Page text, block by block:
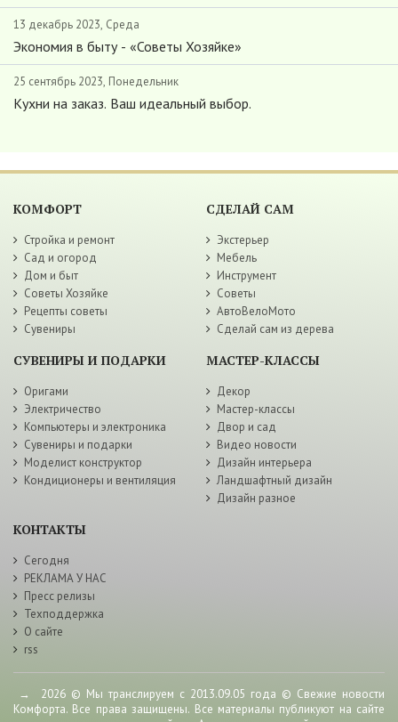
13 декабрь 2023, Среда
Экономия в быту - «Советы Хозяйке»
25 сентябрь 2023, Понедельник
Кухни на заказ. Ваш идеальный выбор.
КОМФОРТ
Стройка и ремонт
Сад и огород
Дом и быт
Советы Хозяйке
Рецепты советы
Сувениры
СДЕЛАЙ САМ
Экстерьер
Мебель
Инструмент
Советы
АвтоВелоМото
Сделай сам из дерева
СУВЕНИРЫ И ПОДАРКИ
Оригами
Электричество
Компьютеры и электроника
Сувениры и подарки
Моделист конструктор
Кондиционеры и вентиляция
МАСТЕР-КЛАССЫ
Декор
Мастер-классы
Двор и сад
Видео новости
Дизайн интерьера
Ландшафтный дизайн
Дизайн разное
КОНТАКТЫ
Сегодня
РЕКЛАМА У НАС
Пресс релизы
Техподдержка
О сайте
rss
→ 2026 © Мы транслируем с 2013.09.05 года © Свежие новости
Комфорта. Все права защищены. Все материалы публикуют на сайте